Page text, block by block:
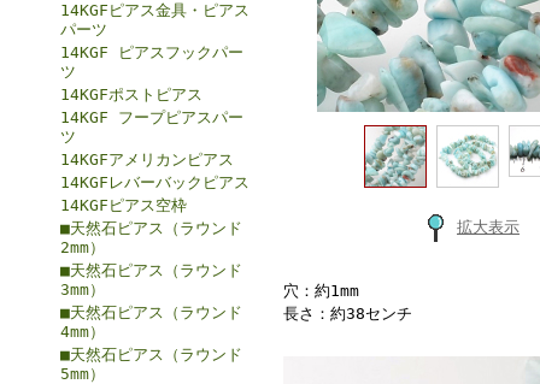
14KGFピアス金具・ピアス
パーツ
14KGF ピアスフックパー
ツ
14KGFポストピアス
14KGF フープピアスパー
ツ
14KGFアメリカンピアス
14KGFレバーバックピアス
14KGFピアス空枠
■天然石ピアス（ラウンド
2mm）
■天然石ピアス（ラウンド
3mm）
■天然石ピアス（ラウンド
4mm）
■天然石ピアス（ラウンド
5mm）
拡大表示
穴：約1mm
長さ：約38センチ